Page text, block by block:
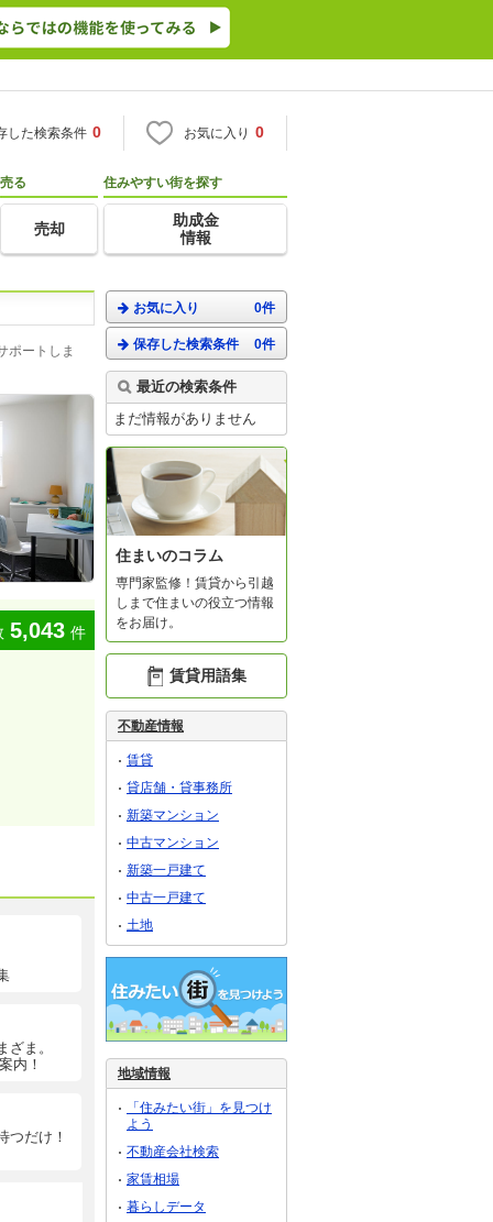
した検索条件 0 お気に入り 0
売る
売却
住みやすい街を探す
助成金
情報
ポートしま
5,043 件
ま。
内！
つだけ！
お気に入り 0件
保存した検索条件 0件
最近の検索条件
まだ情報がありません
住まいのコラム
専門家監修！賃貸から引越
しまで住まいの役立つ情報
をお届け。
賃貸用語集
不動産情報
賃貸
貸店舗・貸事務所
新築マンション
中古マンション
新築一戸建て
中古一戸建て
土地
地域情報
「住みたい街」を見つけ
よう
不動産会社検索
家賃相場
暮らしデータ